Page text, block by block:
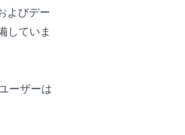
よびデー
していま
ーザーは